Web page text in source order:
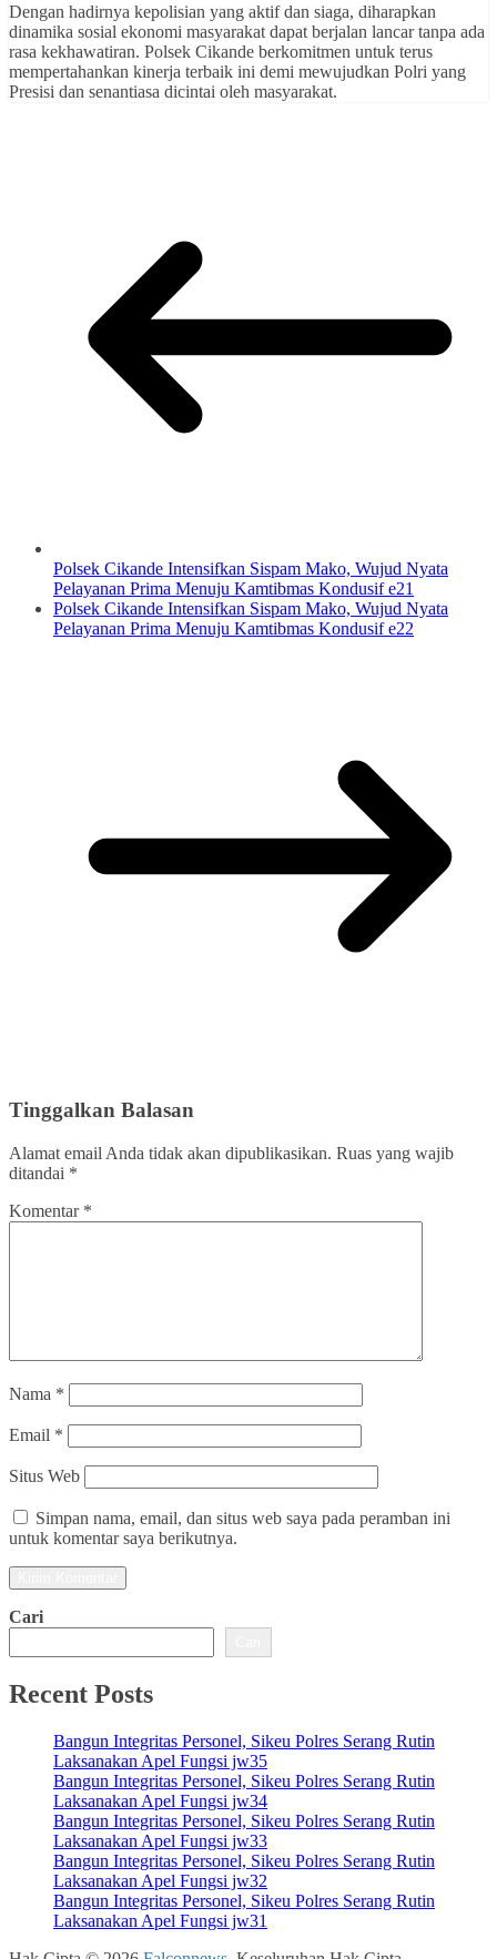
​Dengan hadirnya kepolisian yang aktif dan siaga, diharapkan
dinamika sosial ekonomi masyarakat dapat berjalan lancar tanpa ada
rasa kekhawatiran. Polsek Cikande berkomitmen untuk terus
mempertahankan kinerja terbaik ini demi mewujudkan Polri yang
Presisi dan senantiasa dicintai oleh masyarakat.
Polsek Cikande Intensifkan Sispam Mako, Wujud Nyata
Pelayanan Prima Menuju Kamtibmas Kondusif e21
Polsek Cikande Intensifkan Sispam Mako, Wujud Nyata
Pelayanan Prima Menuju Kamtibmas Kondusif e22
Tinggalkan Balasan
Alamat email Anda tidak akan dipublikasikan. Ruas yang wajib
ditandai *
Komentar *
Nama *
Email *
Situs Web
Simpan nama, email, dan situs web saya pada peramban ini
untuk komentar saya berikutnya.
Cari
Recent Posts
Bangun Integritas Personel, Sikeu Polres Serang Rutin
Laksanakan Apel Fungsi jw35
Bangun Integritas Personel, Sikeu Polres Serang Rutin
Laksanakan Apel Fungsi jw34
Bangun Integritas Personel, Sikeu Polres Serang Rutin
Laksanakan Apel Fungsi jw33
Bangun Integritas Personel, Sikeu Polres Serang Rutin
Laksanakan Apel Fungsi jw32
Bangun Integritas Personel, Sikeu Polres Serang Rutin
Laksanakan Apel Fungsi jw31